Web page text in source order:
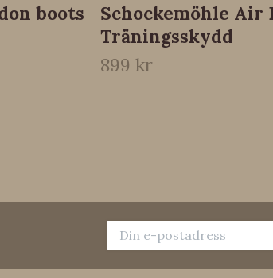
boots
Schockemöhle Air
Träningsskydd
899 kr